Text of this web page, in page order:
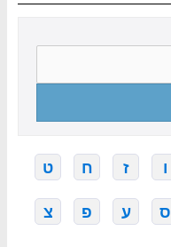
ו ז ח ט
ס ע פ צ